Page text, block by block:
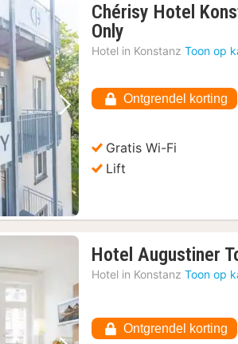
Volgende foto
Chérisy Hotel
Only
nacht
95,65
€
Hotel in Konstanz Toon op
Ontgrendel korting
Gratis Wi-Fi
Lift
Hotel Augustiner
Hotel in Konstanz Toon op
Ontgrendel korting